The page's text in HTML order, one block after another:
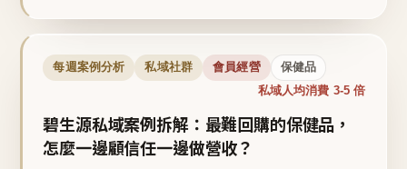
每週案例分析 私域社群 會員經營 保健品
私域人均消費 3-5 倍
碧生源私域案例拆解：最難回購的保健品，
怎麼一邊顧信任一邊做營收？